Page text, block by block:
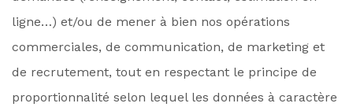
ligne…) et/ou de mener à bien nos opérations
commerciales, de communication, de marketing et
de recrutement, tout en respectant le principe de
proportionnalité selon lequel les données à caractère